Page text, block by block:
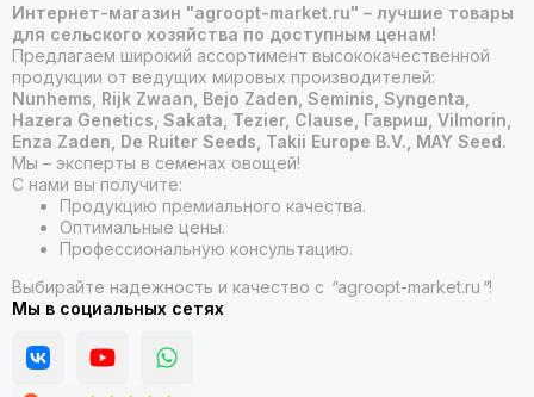
Интернет-магазин "agroopt-market.ru" – лучшие товары
для сельского хозяйства по доступным ценам!
Предлагаем широкий ассортимент высококачественной
продукции от ведущих мировых производителей:
Nunhems, Rijk Zwaan, Bejo Zaden, Seminis, Syngenta,
Hazera Genetics, Sakata, Tezier, Clause, Гавриш, Vilmorin,
Enza Zaden, De Ruiter Seeds, Takii Europe B.V., MAY Seed.
Мы – эксперты в семенах овощей!
С нами вы получите:
Продукцию премиального качества.
Оптимальные цены.
Профессиональную консультацию.
Выбирайте надежность и качество с "agroopt-market.ru "!
Мы в социальных сетях